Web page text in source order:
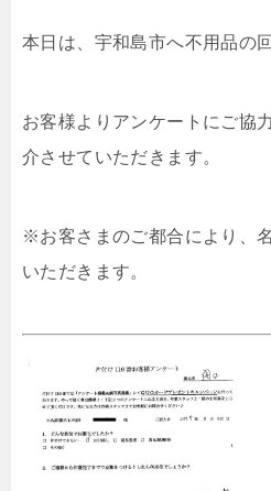
本日は、宇和島市へ不用品の
お客様よりアンケートにご協
介させていただきます。
※お客さまのご都合により、
いただきます。